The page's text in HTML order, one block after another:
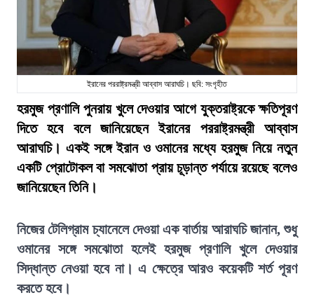
ইরানের পররাষ্ট্রমন্ত্রী আব্বাস আরাঘচি। ছবি: সংগৃহীত
হরমুজ প্রণালি পুনরায় খুলে দেওয়ার আগে যুক্তরাষ্ট্রকে ক্ষতিপূরণ
দিতে হবে বলে জানিয়েছেন ইরানের পররাষ্ট্রমন্ত্রী আব্বাস
আরাঘচি। একই সঙ্গে ইরান ও ওমানের মধ্যে হরমুজ নিয়ে নতুন
একটি প্রোটোকল বা সমঝোতা প্রায় চূড়ান্ত পর্যায়ে রয়েছে বলেও
জানিয়েছেন তিনি।
নিজের টেলিগ্রাম চ্যানেলে দেওয়া এক বার্তায় আরাঘচি জানান, শুধু
ওমানের সঙ্গে সমঝোতা হলেই হরমুজ প্রণালি খুলে দেওয়ার
সিদ্ধান্ত নেওয়া হবে না। এ ক্ষেত্রে আরও কয়েকটি শর্ত পূরণ
করতে হবে।